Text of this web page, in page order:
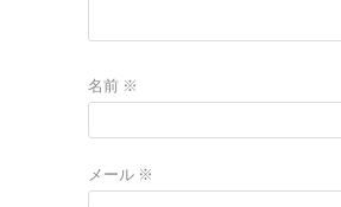
名前 ※
メール ※